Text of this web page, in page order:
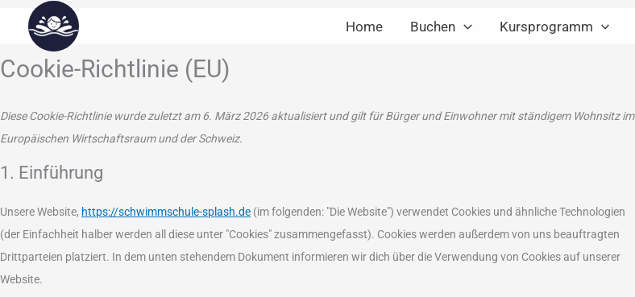
Inhalt
springen
Home Buchen Kursprogramm
Cookie-Richtlinie (EU)
Diese Cookie-Richtlinie wurde zuletzt am 6. März 2026 aktualisiert und gilt für Bürger und Einwohner mit ständigem Wohnsitz im
Europäischen Wirtschaftsraum und der Schweiz.
1. Einführung
Unsere Website, https://schwimmschule-splash.de (im folgenden: "Die Website") verwendet Cookies und ähnliche Technologien
(der Einfachheit halber werden all diese unter "Cookies" zusammengefasst). Cookies werden außerdem von uns beauftragten
Drittparteien platziert. In dem unten stehendem Dokument informieren wir dich über die Verwendung von Cookies auf unserer
Website.
to
to
to
to
to
to
to